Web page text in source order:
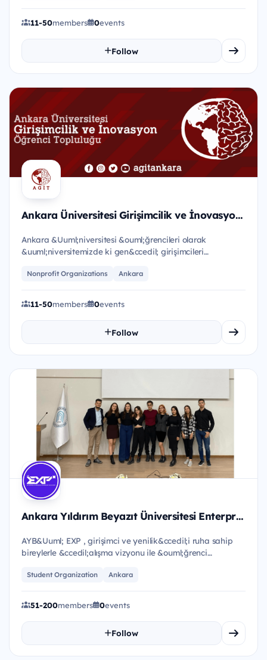
11-50members 0events
Follow
Ankara Üniversitesi Girişimcilik ve İnovasyon Topluluğu
Ankara &Uuml;niversitesi &ouml;ğrencileri olarak
&uuml;niversitemizde ki gen&ccedil; girişimcileri
Nonprofit Organizations Ankara
11-50members 0events
Follow
Ankara Yıldırım Beyazıt Üniversitesi Enterprise Experience and Project Community (EXP)
AYB&Uuml; EXP , girişimci ve yenilik&ccedil;i ruha sahip
bireylerle &ccedil;alışma vizyonu ile &ouml;ğrenci
Student Organization Ankara
51-200members 0events
Follow